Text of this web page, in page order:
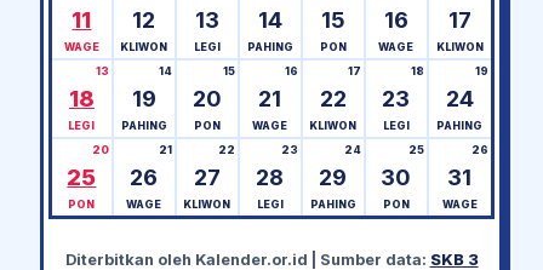
11
WAGE
12
KLIWON
13
LEGI
14
PAHING
15
PON
16
WAGE
17
KLIWON
18
13
LEGI
19
14
PAHING
20
15
PON
21
16
WAGE
22
17
KLIWON
23
18
LEGI
24
19
PAHING
25
20
PON
26
21
WAGE
27
22
KLIWON
28
23
LEGI
29
24
PAHING
30
25
PON
31
26
WAGE
Diterbitkan oleh Kalender.or.id | Sumber data: SKB 3